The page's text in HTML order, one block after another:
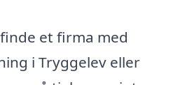
et firma med
i Tryggelev eller